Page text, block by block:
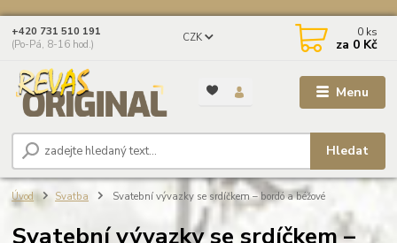
Menu
CZK
Hledat
+420 731 510 191
(Po-Pá, 8-16 hod.)
0 ks
za 0 Kč
Úvod Svatba Svatební vývazky se srdíčkem – bordó a béžové
Svatební vývazky se srdíčkem –